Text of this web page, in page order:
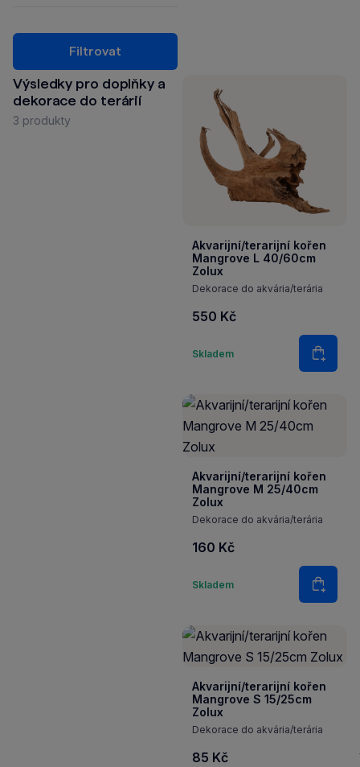
Výsledky pro doplňky a
dekorace do terárií
3 produkty
Filtrovat
Akvarijní/terarijní kořen
Mangrove L 40/60cm
Zolux
Dekorace do akvária/terária
550 Kč
Skladem
Množství
Do
Akvarijní/terarijní kořen
Mangrove M 25/40cm
Zolux
Dekorace do akvária/terária
160 Kč
Skladem
Množství
Do
Akvarijní/terarijní kořen
Mangrove S 15/25cm
Zolux
Dekorace do akvária/terária
85 Kč